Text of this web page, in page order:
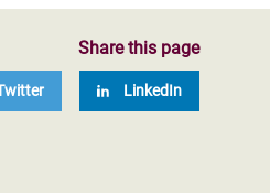
Share this page
LinkedIn